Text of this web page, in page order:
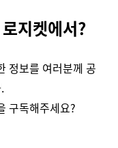
지켓에서?
정보를 여러분께 공
구독해주세요?